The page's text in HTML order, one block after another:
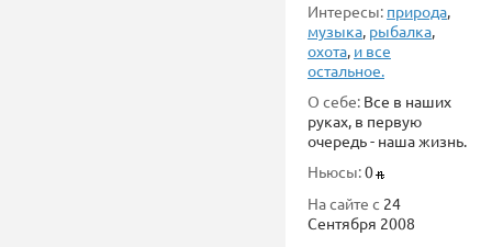
Интересы: природа,
музыка, рыбалка,
охота, и все
остальное.
О себе: Все в наших
руках, в первую
очередь - наша жизнь.
Ньюсы:0
На сайте с 24
Сентября 2008